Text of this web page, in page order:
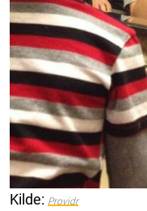
Kilde: Providr